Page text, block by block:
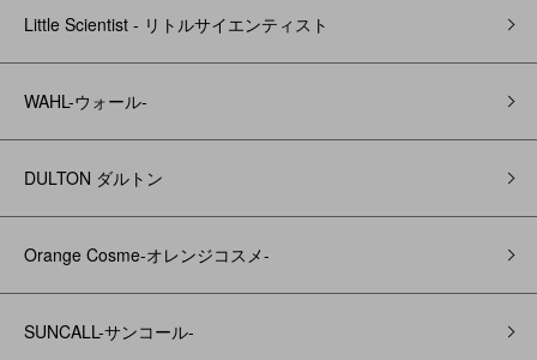
Little Scientist - リトルサイエンティスト
WAHL-ウォール-
DULTON ダルトン
Orange Cosme-オレンジコスメ-
SUNCALL-サンコール-